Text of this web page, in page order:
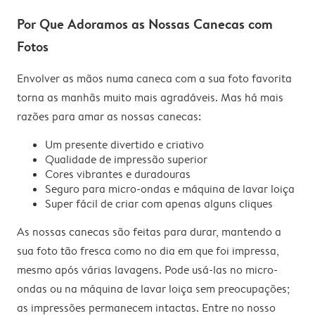
Por Que Adoramos as Nossas Canecas com
Fotos
Envolver as mãos numa caneca com a sua foto favorita
torna as manhãs muito mais agradáveis. Mas há mais
razões para amar as nossas canecas:
Um presente divertido e criativo
Qualidade de impressão superior
Cores vibrantes e duradouras
Seguro para micro-ondas e máquina de lavar loiça
Super fácil de criar com apenas alguns cliques
As nossas canecas são feitas para durar, mantendo a
sua foto tão fresca como no dia em que foi impressa,
mesmo após várias lavagens. Pode usá-las no micro-
ondas ou na máquina de lavar loiça sem preocupações;
as impressões permanecem intactas. Entre no nosso